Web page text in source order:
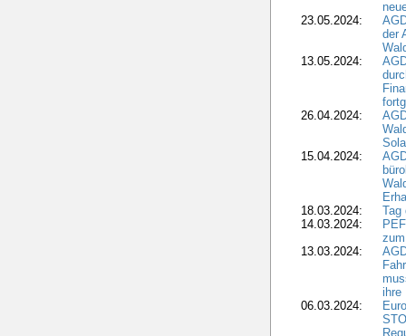
23.05.2024:
der
13.05.2024:
26.04.2024:
15.04.2024:
18.03.2024:
Tag
14.03.2024:
13.03.2024:
ihre
06.03.2024: